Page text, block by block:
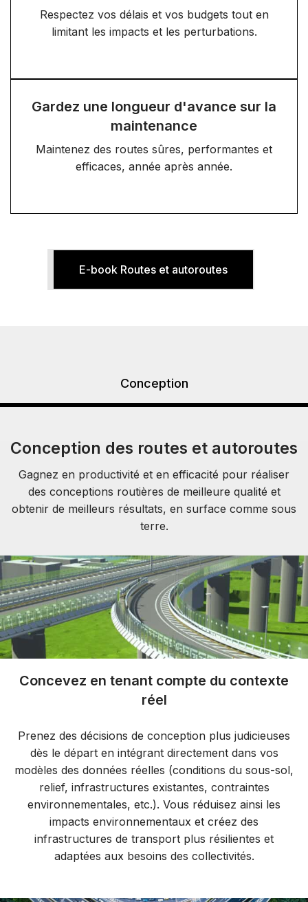
Respectez vos délais et vos budgets tout en
limitant les impacts et les perturbations.
Gardez une longueur d'avance sur la
maintenance
Maintenez des routes sûres, performantes et
efficaces, année après année.
E-book Routes et autoroutes
Conception
Conception des routes et autoroutes
Gagnez en productivité et en efficacité pour réaliser
des conceptions routières de meilleure qualité et
obtenir de meilleurs résultats, en surface comme sous
terre.
Concevez en tenant compte du contexte
réel
Prenez des décisions de conception plus judicieuses
dès le départ en intégrant directement dans vos
modèles des données réelles (conditions du sous-sol,
relief, infrastructures existantes, contraintes
environnementales, etc.). Vous réduisez ainsi les
impacts environnementaux et créez des
infrastructures de transport plus résilientes et
adaptées aux besoins des collectivités.